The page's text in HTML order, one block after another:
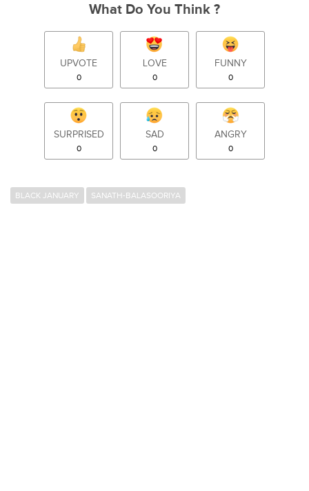
What Do You Think ?
UPVOTE
0
LOVE
0
FUNNY
0
SURPRISED
0
SAD
0
ANGRY
0
BLACK JANUARY SANATH-BALASOORIYA